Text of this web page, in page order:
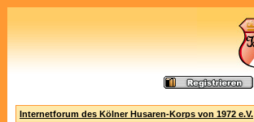
Internetforum des Kölner Husaren-Korps von 1972 e.V.